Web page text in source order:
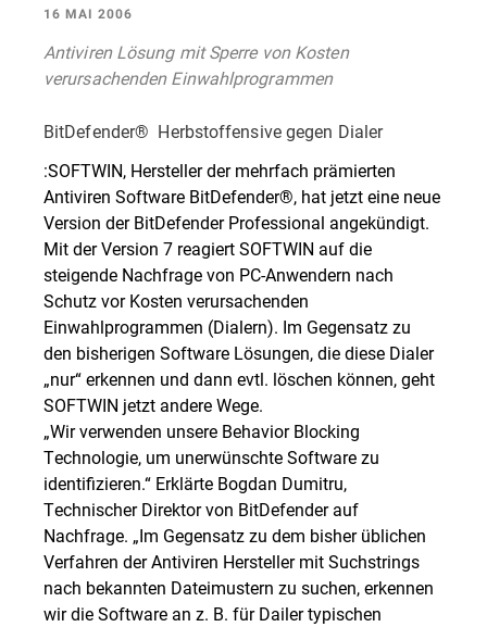
16 MAI 2006
Antiviren Lösung mit Sperre von Kosten
verursachenden Einwahlprogrammen
BitDefender®  Herbstoffensive gegen Dialer
:SOFTWIN, Hersteller der mehrfach prämierten
Antiviren Software BitDefender®, hat jetzt eine neue
Version der BitDefender Professional angekündigt.
Mit der Version 7 reagiert SOFTWIN auf die
steigende Nachfrage von PC-Anwendern nach
Schutz vor Kosten verursachenden
Einwahlprogrammen (Dialern). Im Gegensatz zu
den bisherigen Software Lösungen, die diese Dialer
„nur“ erkennen und dann evtl. löschen können, geht
SOFTWIN jetzt andere Wege.
„Wir verwenden unsere Behavior Blocking
Technologie, um unerwünschte Software zu
identifizieren.“ Erklärte Bogdan Dumitru,
Technischer Direktor von BitDefender auf
Nachfrage. „Im Gegensatz zu dem bisher üblichen
Verfahren der Antiviren Hersteller mit Suchstrings
nach bekannten Dateimustern zu suchen, erkennen
wir die Software an z. B. für Dailer typischen